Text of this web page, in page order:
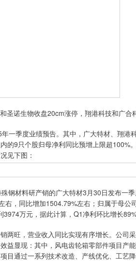
诺生物收盘20cm涨停，翔港科技和广合
季度业绩预告。其中，广大特材、翔港
的9只个股归母净利同比预增上限超100%
见下图：
材料研产销的广大特材3月30日发布一
，同比增加1504.79%左右；归属于母公
万元，据此计算，Q1净利环比增长89%
旺，营业收入同比实现有序增长。公司
益显现：其中，风电齿轮箱零部件项目产能
目通过一系列技术改造、产线优化、工艺